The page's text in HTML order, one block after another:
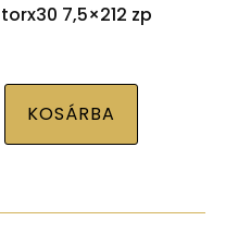
7,5×212 zp
KOSÁRBA